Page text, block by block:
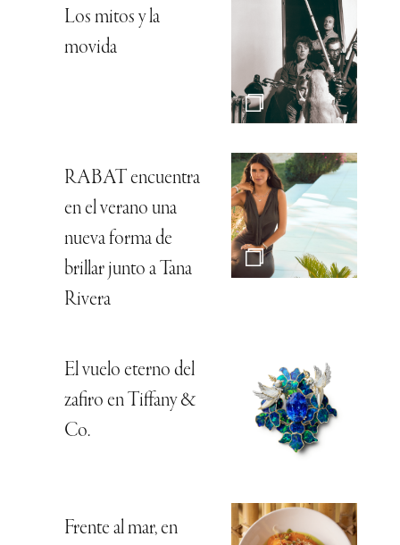
Los mitos y la
movida
RABAT encuentra
en el verano una
nueva forma de
brillar junto a Tana
Rivera
El vuelo eterno del
zafiro en Tiffany &
Co.
Frente al mar, en